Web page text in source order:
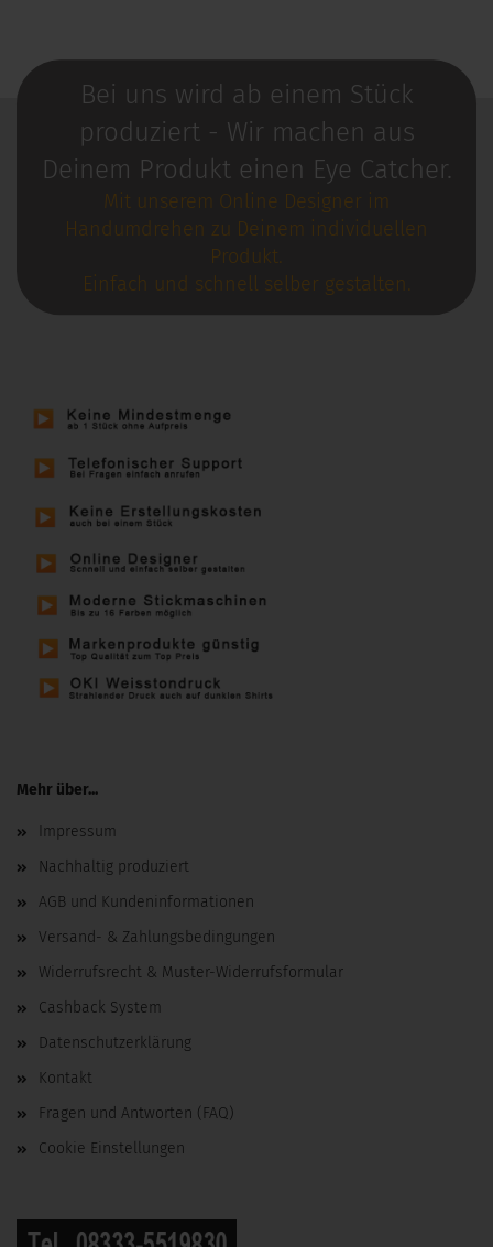
Bei uns wird ab einem Stück
produziert - Wir machen aus
Deinem Produkt einen Eye Catcher.
Mit unserem Online Designer im
Handumdrehen zu Deinem individuellen
Produkt.
Einfach und schnell selber gestalten.
Mehr über...
Impressum
Nachhaltig produziert
AGB und Kundeninformationen
Versand- & Zahlungsbedingungen
Widerrufsrecht & Muster-Widerrufsformular
Cashback System
Datenschutzerklärung
Kontakt
Fragen und Antworten (FAQ)
Cookie Einstellungen